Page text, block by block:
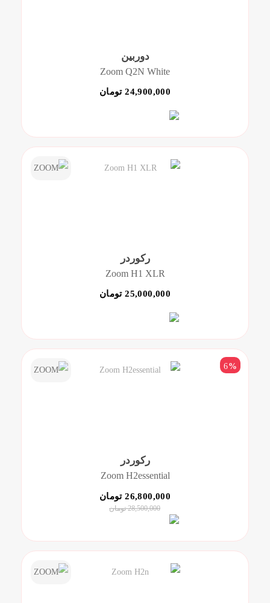
دوربین
Zoom Q2N White
24,900,000 تومان
رکوردر
Zoom H1 XLR
25,000,000 تومان
رکوردر
Zoom H2essential
6%
26,800,000 تومان
28,500,000 تومان